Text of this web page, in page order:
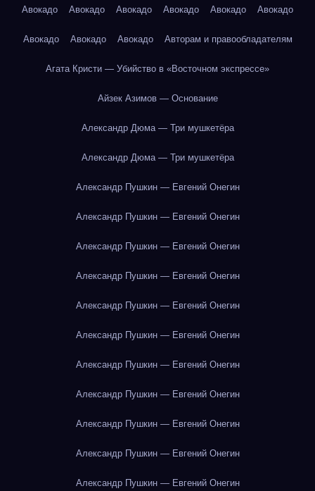
Авокадо Авокадо Авокадо Авокадо Авокадо Авокадо
Авокадо Авокадо Авокадо Авторам и правообладателям
Агата Кристи — Убийство в «Восточном экспрессе»
Айзек Азимов — Основание
Александр Дюма — Три мушкетёра
Александр Дюма — Три мушкетёра
Александр Пушкин — Евгений Онегин
Александр Пушкин — Евгений Онегин
Александр Пушкин — Евгений Онегин
Александр Пушкин — Евгений Онегин
Александр Пушкин — Евгений Онегин
Александр Пушкин — Евгений Онегин
Александр Пушкин — Евгений Онегин
Александр Пушкин — Евгений Онегин
Александр Пушкин — Евгений Онегин
Александр Пушкин — Евгений Онегин
Александр Пушкин — Евгений Онегин